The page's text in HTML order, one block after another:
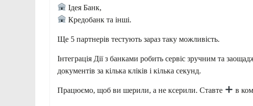
Ідея Банк,
Кредобанк та інші.
Ще 5 партнерів тестують зараз таку можливість.
Інтеграція Дії з банками робить сервіс зручним та
документів за кілька кліків і кілька секунд.
Працюємо, щоб ви шерили, а не ксерили. Ставте в